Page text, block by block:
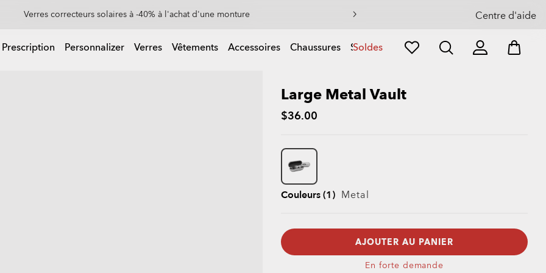
Les lunettes de soleil à jusqu'à -50% Centre d'aide
Personnalizer Verres Vêtements Accessoires Chaussures Sports
Soldes
Large Metal Vault
$36.00
Couleurs (1) Metal
AJOUTER AU PANIER
En forte demande